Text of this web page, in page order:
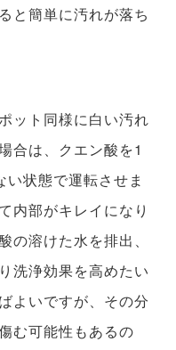
と簡単に汚れが落ち
ット同様に白い汚れ
合は、クエン酸を1
状態で運転させま
内部がキレイになり
の溶けた水を排出、
洗浄効果を高めたい
よいですが、その分
む可能性もあるの